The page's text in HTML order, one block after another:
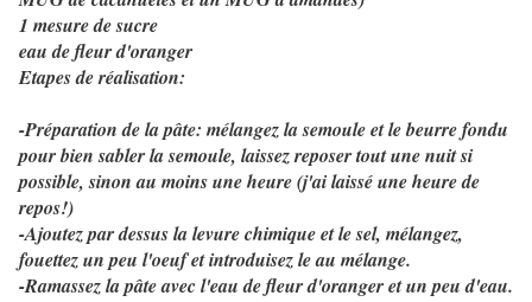
1 mesure de sucre
eau de fleur d'oranger
Etapes de réalisation:
-Préparation de la pâte: mélangez la semoule et le beurre fondu
pour bien sabler la semoule, laissez reposer tout une nuit si
possible, sinon au moins une heure (j'ai laissé une heure de
repos!)
-Ajoutez par dessus la levure chimique et le sel, mélangez,
fouettez un peu l'oeuf et introduisez le au mélange.
-Ramassez la pâte avec l'eau de fleur d'oranger et un peu d'eau.